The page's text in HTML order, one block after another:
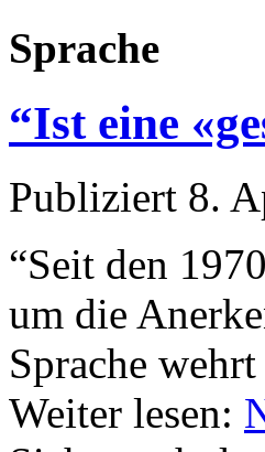
Sprache
“Ist eine
Publiziert 8.
“Seit den
um die
Sprache
Weiter lesen: